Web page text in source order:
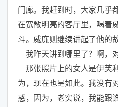
门廊。我赶到时，大家几乎
在宽敞明亮的客厅里，喝着
斗。威廉则继续讲起了他的故
我昨天讲到哪里了？啊，
那张照片上的女人是伊芙
为，现在也是如此。我没有
惑，因为，老实说，我能跟